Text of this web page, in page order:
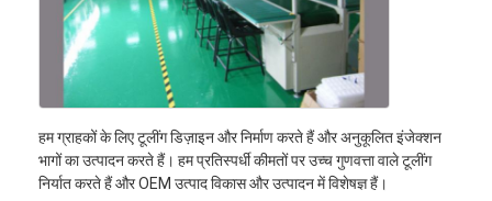
हम ग्राहकों के लिए टूलींग डिज़ाइन और निर्माण करते हैं और अनुकूलित इंजेक्शन
भागों का उत्पादन करते हैं। हम प्रतिस्पर्धी कीमतों पर उच्च गुणवत्ता वाले टूलींग
निर्यात करते हैं और OEM उत्पाद विकास और उत्पादन में विशेषज्ञ हैं।